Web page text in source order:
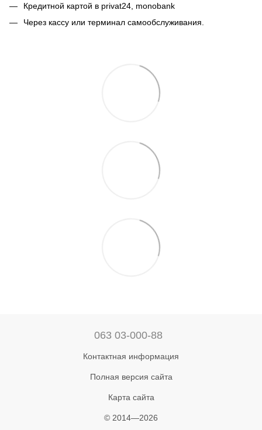
Кредитной картой в privat24, monobank
Через кассу или терминал самообслуживания.
063 03-000-88
Контактная информация
Полная версия сайта
Карта сайта
© 2014—2026